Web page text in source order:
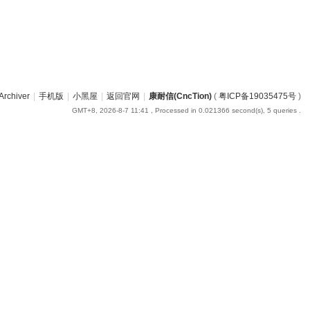
| 手机版 | 小黑屋 | 返回官网 | 康耐信(CncTion)( 粤ICP备19035475号)
GMT+8, 2026-8-7 11:41 , Processed in 0.021366 second(s), 5 queries .